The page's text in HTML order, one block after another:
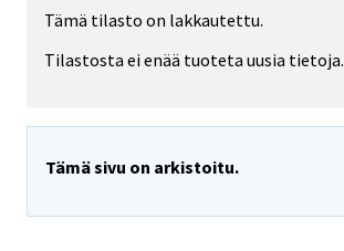
Tämä tilasto on lakkautettu.
Tilastosta ei enää tuoteta uusia tietoja.
Tämä sivu on arkistoitu.